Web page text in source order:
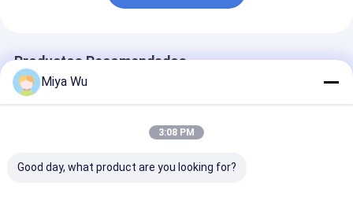
Productos Recomendados
Miya Wu
3:08 PM
Good day, what product are you looking for?